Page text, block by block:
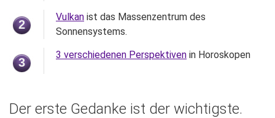
2
Vulkan ist das Massenzentrum des
Sonnensystems.
3
3 verschiedenen Perspektiven in Horoskopen
Der erste Gedanke ist der wichtigste.